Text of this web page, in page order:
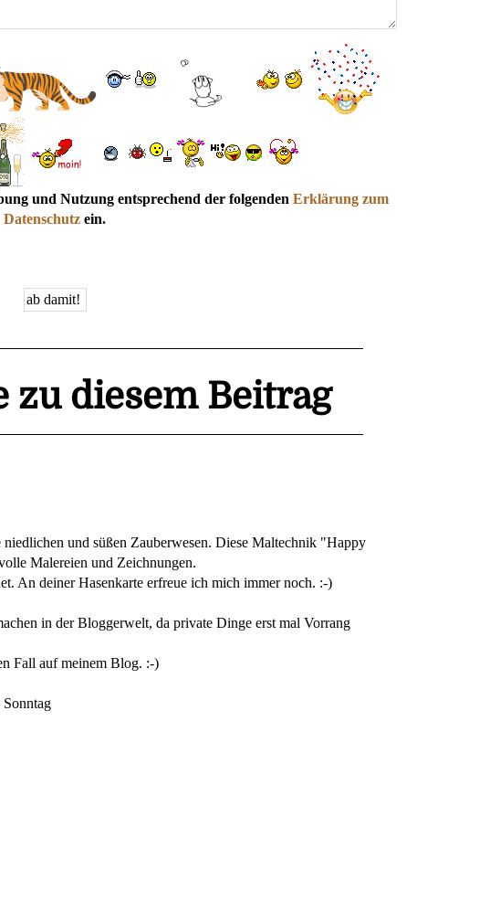
und Nutzung entsprechend der folgenden Erklärung zum
Datenschutz ein.
zu diesem Beitrag
und süßen Zauberwesen. Diese Maltechnik "Happy
Malereien und Zeichnungen.
An deiner Hasenkarte erfreue ich mich immer noch. :-)
in der Bloggerwelt, da private Dinge erst mal Vorrang
Fall auf meinem Blog. :-)